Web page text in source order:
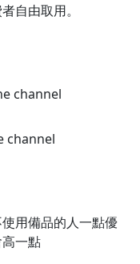
自由取用。
channel
channel
用備品的人一點優
一點